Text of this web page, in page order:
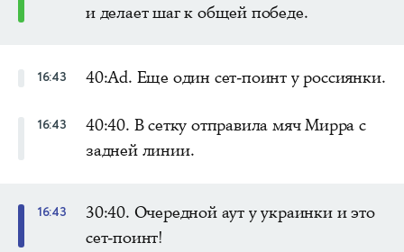
и делает шаг к общей победе.
16:43 40:Ad. Еще один сет-поинт у россиянки.
16:43
40:40. В сетку отправила мяч Мирра с
задней линии.
16:43
30:40. Очередной аут у украинки и это
сет-поинт!